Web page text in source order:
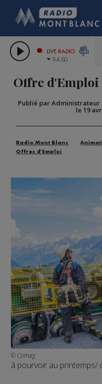
LES
GRAND
LIVE RADIO
94.60
Offre d'Emploi
Publié par Administrateur
le 19
Radio Mont Blanc
Offres d'Emploi
© Comag
à pourvoir au printemps/